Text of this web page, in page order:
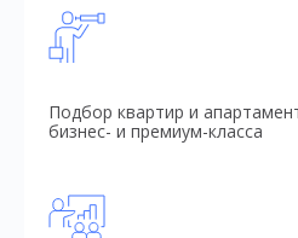
Подбор квартир и
бизнес- и премиум-класса